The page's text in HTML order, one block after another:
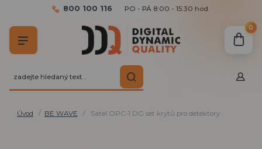
800 100 116 PO - PÁ 8:00 - 15:30 hod.
0
Úvod BE WAVE Satel OPC-1 DG set krytů pro detektory